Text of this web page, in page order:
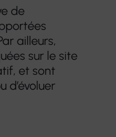
de
ailleurs,
sur le site
et sont
d’évoluer